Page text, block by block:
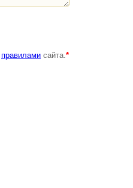
правилами сайта. *